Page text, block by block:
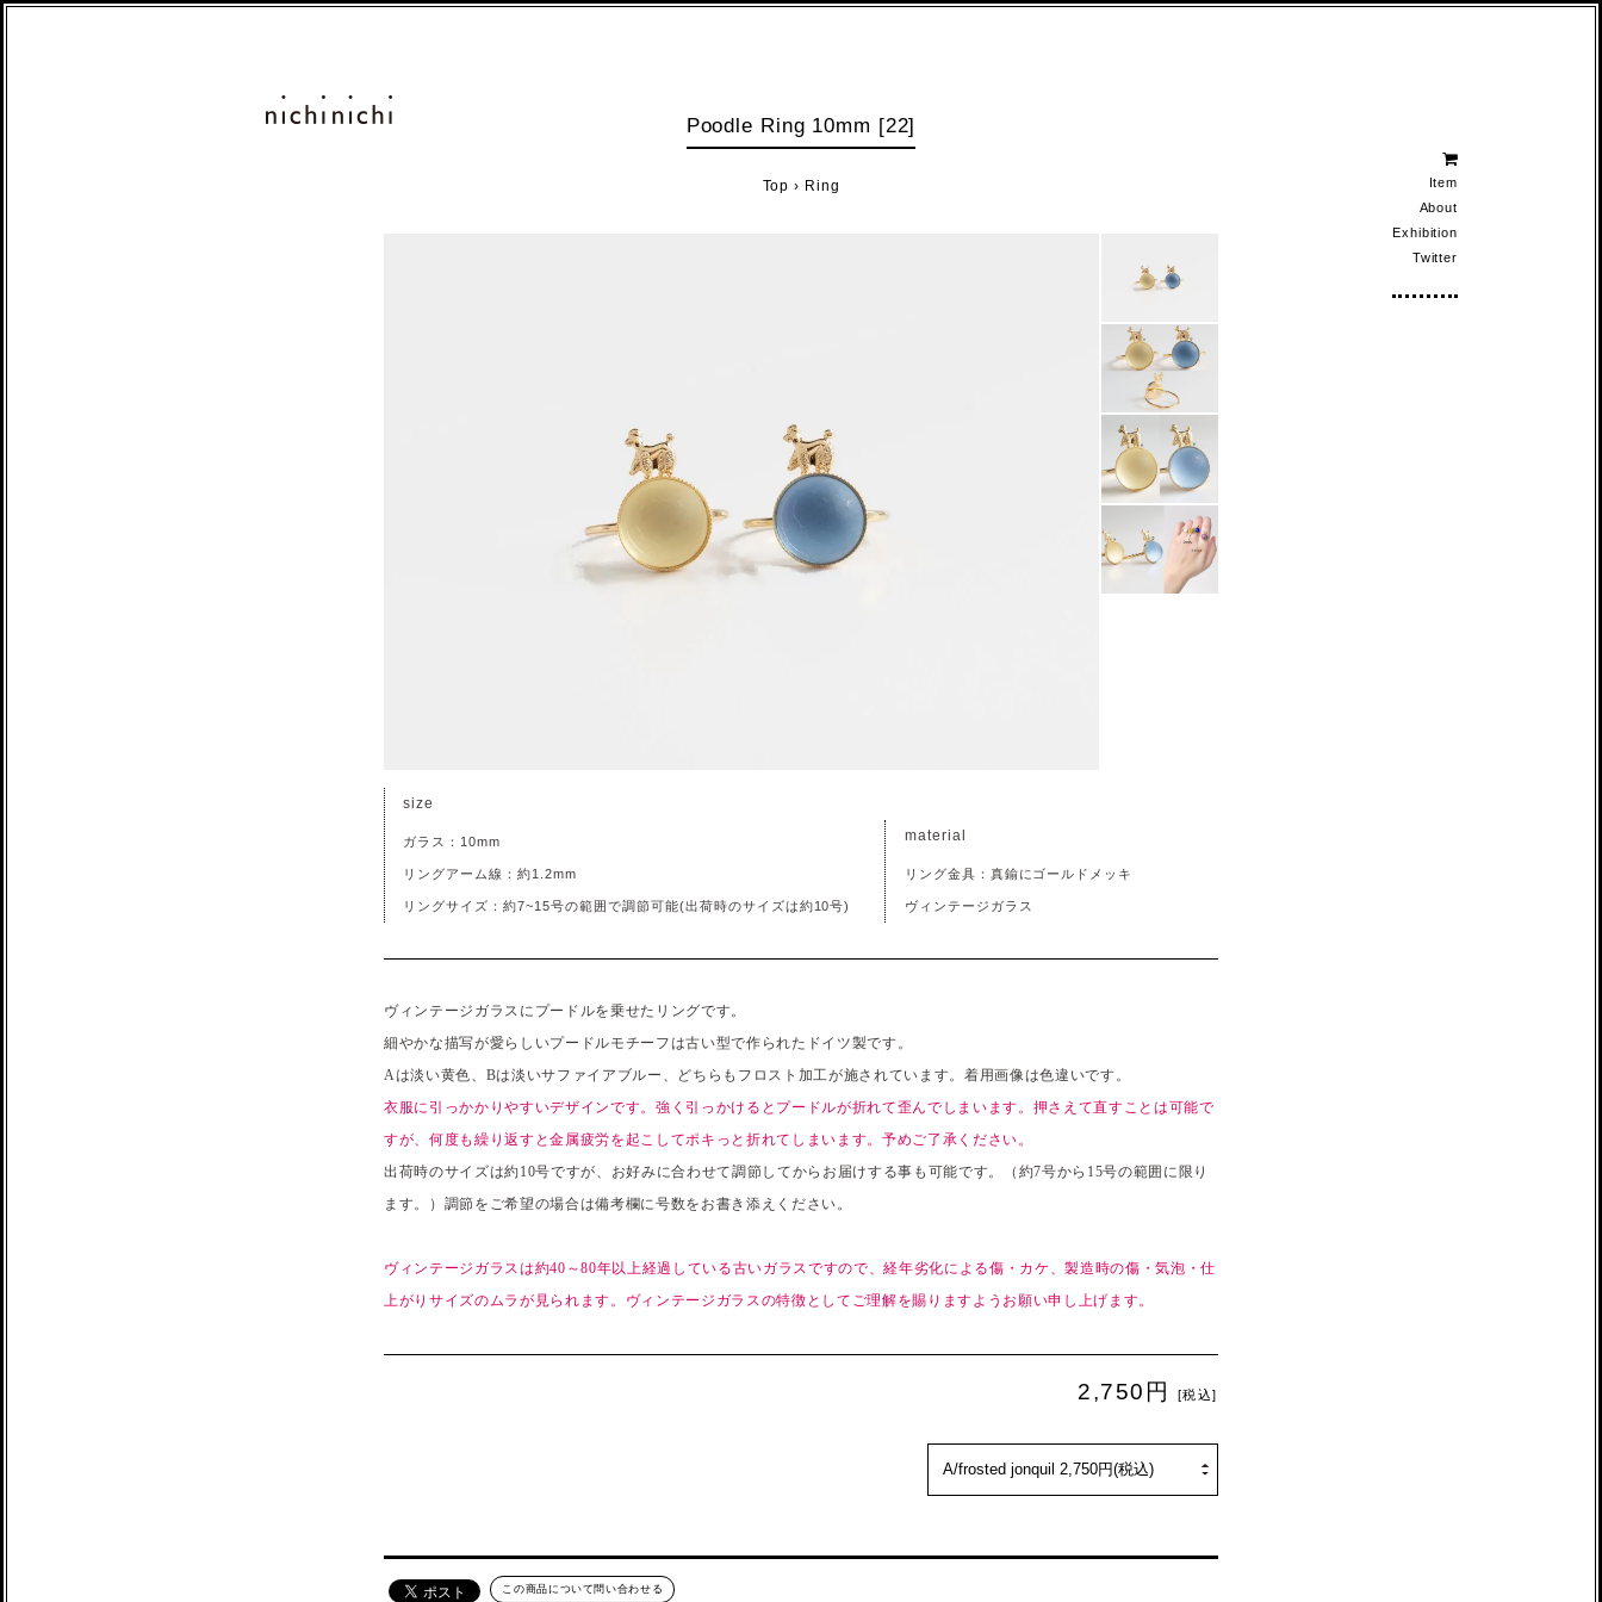
Item
About
Exhibition
Twitter
Poodle Ring 10mm [22]
Top › Ring
size
ガラス：10mm
リングアーム線：約1.2mm
リングサイズ：約7~15号の範囲で調節可能(出荷時のサイズは約10号)
material
リング金具：真鍮にゴールドメッキ
ヴィンテージガラス
ヴィンテージガラスにプードルを乗せたリングです。
細やかな描写が愛らしいプードルモチーフは古い型で作られたドイツ製です。
Aは淡い黄色、Bは淡いサファイアブルー、どちらもフロスト加工が施されています。着用画像は色違いです。
衣服に引っかかりやすいデザインです。強く引っかけるとプードルが折れて歪んでしまいます。押さえて直すことは可能で
すが、何度も繰り返すと金属疲労を起こしてポキっと折れてしまいます。予めご了承ください。
出荷時のサイズは約10号ですが、お好みに合わせて調節してからお届けする事も可能です。（約7号から15号の範囲に限り
ます。）調節をご希望の場合は備考欄に号数をお書き添えください。
ヴィンテージガラスは約40～80年以上経過している古いガラスですので、経年劣化による傷・カケ、製造時の傷・気泡・仕
上がりサイズのムラが見られます。ヴィンテージガラスの特徴としてご理解を賜りますようお願い申し上げます。
2,750円 [税込]
この商品について問い合わせる